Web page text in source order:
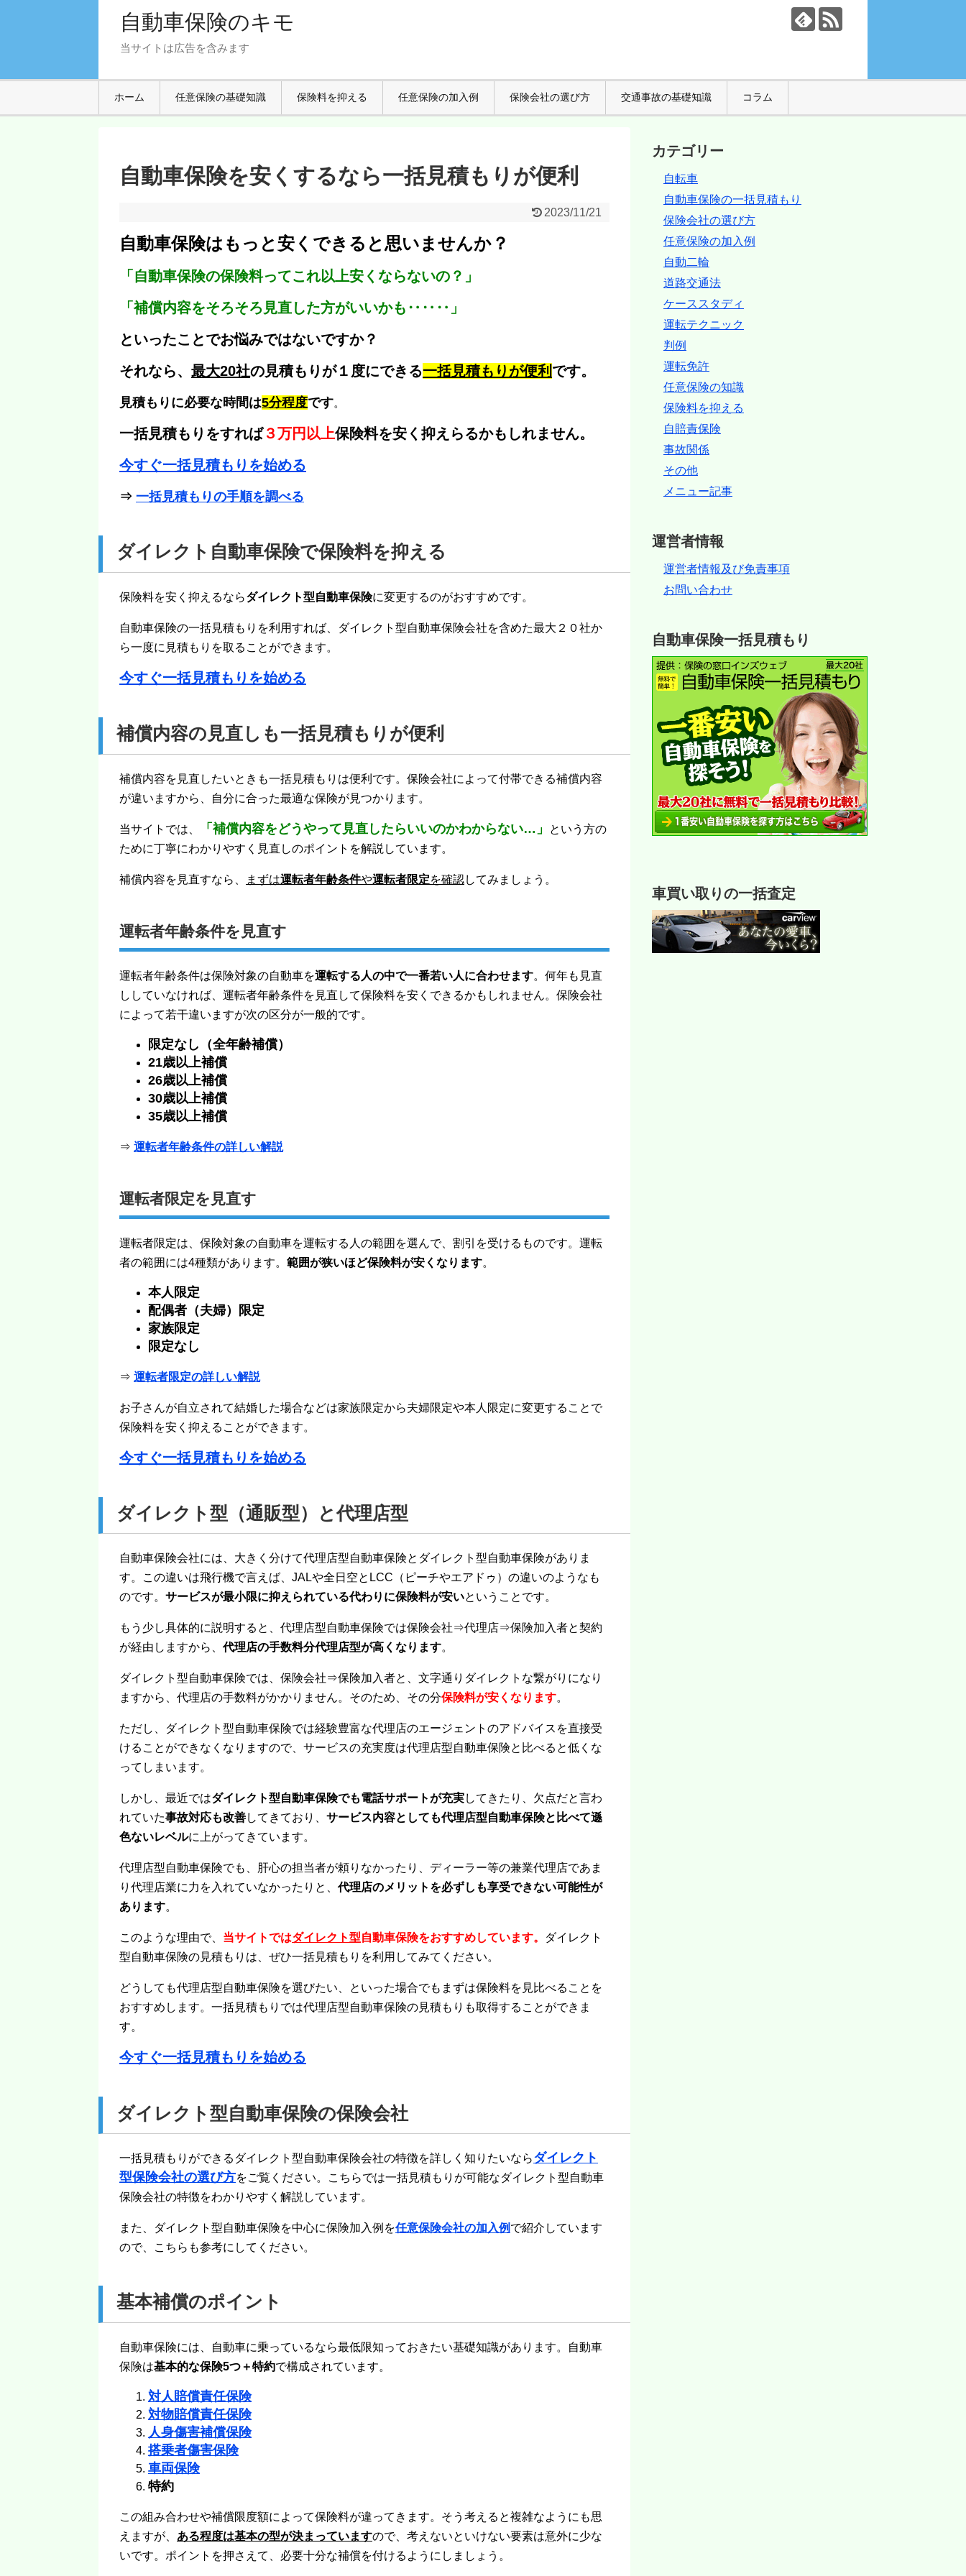
自動車保険のキモ
当サイトは広告を含みます
ホーム 任意保険の基礎知識 保険料を抑える 任意保険の加入例 保険会社の選び方 交通事故の基礎知識 コラム
自動車保険を安くするなら一括見積もりが便利
2023/11/21
自動車保険はもっと安くできると思いませんか？
「自動車保険の保険料ってこれ以上安くならないの？」
「補償内容をそろそろ見直した方がいいかも‥‥‥」
といったことでお悩みではないですか？
それなら、 最大20社の見積もりが１度にできる一括見積もりが便利 です。
見積もりに必要な時間は5分程度です。
一括見積もりをすれば３万円以上保険料を安く抑えらるかもしれません。
今すぐ一括見積もりを始める
⇒ 一括見積もりの手順を調べる
ダイレクト自動車保険で保険料を抑える
保険料を安く抑えるならダイレクト型自動車保険に変更するのがおすすめです。
自動車保険の一括見積もりを利用すれば、ダイレクト型自動車保険会社を含めた最大２０社か
ら一度に見積もりを取ることができます。
今すぐ一括見積もりを始める
補償内容の見直しも一括見積もりが便利
補償内容を見直したいときも一括見積もりは便利です。保険会社によって付帯できる補償内容
が違いますから、自分に合った最適な保険が見つかります。
当サイトでは、 「補償内容をどうやって見直したらいいのかわからない…」
という方の
ために丁寧にわかりやすく見直しのポイントを解説しています。
補償内容を見直すなら、 まずは運転者年齢条件や運転者限定を確認してみましょう。
運転者年齢条件を見直す
運転者年齢条件は保険対象の自動車を運転する人の中で一番若い人に合わせます。何年も見直
ししていなければ、運転者年齢条件を見直して保険料を安くできるかもしれません。保険会社
によって若干違いますが次の区分が一般的です。
限定なし（全年齢補償）
21歳以上補償
26歳以上補償
30歳以上補償
35歳以上補償
⇒ 運転者年齢条件の詳しい解説
運転者限定を見直す
運転者限定は、保険対象の自動車を運転する人の範囲を選んで、割引を受けるものです。運転
者の範囲には4種類があります。 範囲が狭いほど保険料が安くなります。
本人限定
配偶者（夫婦）限定
家族限定
限定なし
⇒ 運転者限定の詳しい解説
お子さんが自立されて結婚した場合などは家族限定から夫婦限定や本人限定に変更することで
保険料を安く抑えることができます。
今すぐ一括見積もりを始める
ダイレクト型（通販型）と代理店型
自動車保険会社には、大きく分けて代理店型自動車保険とダイレクト型自動車保険がありま
す。この違いは飛行機で言えば、JALや全日空とLCC（ピーチやエアドゥ）の違いのようなも
のです。 サービスが最小限に抑えられている代わりに保険料が安いということです。
もう少し具体的に説明すると、代理店型自動車保険では保険会社⇒代理店⇒保険加入者と契約
が経由しますから、代理店の手数料分代理店型が高くなります。
ダイレクト型自動車保険では、保険会社⇒保険加入者と、文字通りダイレクトな繋がりになり
ますから、代理店の手数料がかかりません。そのため、その分保険料が安くなります。
ただし、ダイレクト型自動車保険では経験豊富な代理店のエージェントのアドバイスを直接受
けることができなくなりますので、サービスの充実度は代理店型自動車保険と比べると低くな
ってしまいます。
しかし、最近ではダイレクト型自動車保険でも電話サポートが充実してきたり、欠点だと言わ
れていた事故対応も改善してきており、 サービス内容としても代理店型自動車保険と比べて遜
色ないレベルに上がってきています。
代理店型自動車保険でも、肝心の担当者が頼りなかったり、ディーラー等の兼業代理店であま
り代理店業に力を入れていなかったりと、代理店のメリットを必ずしも享受できない可能性が
あります。
このような理由で、 当サイトではダイレクト型自動車保険をおすすめしています。
ダイレクト
型自動車保険の見積もりは、ぜひ一括見積もりを利用してみてください。
どうしても代理店型自動車保険を選びたい、といった場合でもまずは保険料を見比べることを
おすすめします。一括見積もりでは代理店型自動車保険の見積もりも取得することができま
す。
今すぐ一括見積もりを始める
ダイレクト型自動車保険の保険会社
一括見積もりができるダイレクト型自動車保険会社の特徴を詳しく知りたいならダイレクト
型保険会社の選び方をご覧ください。こちらでは一括見積もりが可能なダイレクト型自動車
保険会社の特徴をわかりやすく解説しています。
また、ダイレクト型自動車保険を中心に保険加入例を任意保険会社の加入例 で紹介しています
ので、こちらも参考にしてください。
基本補償のポイント
自動車保険には、自動車に乗っているなら最低限知っておきたい基礎知識があります。自動車
保険は基本的な保険5つ＋特約で構成されています。
対人賠償責任保険
対物賠償責任保険
人身傷害補償保険
搭乗者傷害保険
車両保険
特約
この組み合わせや補償限度額によって保険料が違ってきます。そう考えると複雑なようにも思
えますが、 ある程度は基本の型が決まっていますので、考えないといけない要素は意外に少な
いです。ポイントを押さえて、必要十分な補償を付けるようにしましょう。
カテゴリー
自転車
自動車保険の一括見積もり
保険会社の選び方
任意保険の加入例
自動二輪
道路交通法
ケーススタディ
運転テクニック
判例
運転免許
任意保険の知識
保険料を抑える
自賠責保険
事故関係
その他
メニュー記事
運営者情報
運営者情報及び免責事項
お問い合わせ
自動車保険一括見積もり
車買い取りの一括査定